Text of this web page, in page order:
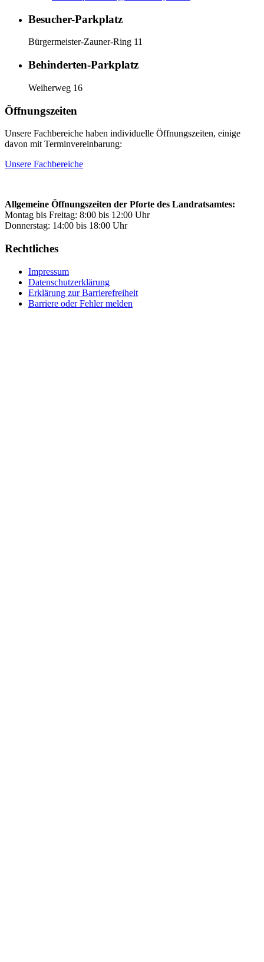
Besucher-Parkplatz
Bürgermeister-Zauner-Ring 11
Behinderten-Parkplatz
Weiherweg 16
Öffnungszeiten
Unsere Fachbereiche haben individuelle Öffnungszeiten, einige
davon mit Terminvereinbarung:
Unsere Fachbereiche
Allgemeine Öffnungszeiten der Pforte des Landratsamtes:
Montag bis Freitag: 8:00 bis 12:00 Uhr
Donnerstag: 14:00 bis 18:00 Uhr
Rechtliches
Impressum
Datenschutzerklärung
Erklärung zur Barrierefreiheit
Barriere oder Fehler melden